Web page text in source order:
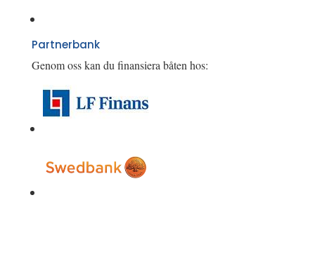
Partnerbank
Genom oss kan du finansiera båten hos: